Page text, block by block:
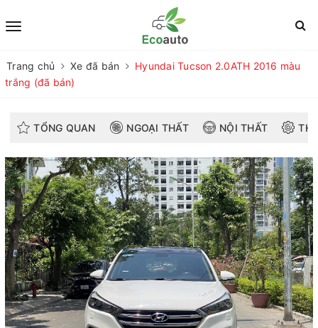
Trang chủ Xe đã bán
Hyundai Tucson 2.0ATH 2016 màu
trắng (đã bán)
TỔNG QUAN NGOẠI THẤT NỘI THẤT